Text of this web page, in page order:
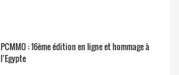
PCMMO : 16ème édition en ligne et hommage à
l’Egypte